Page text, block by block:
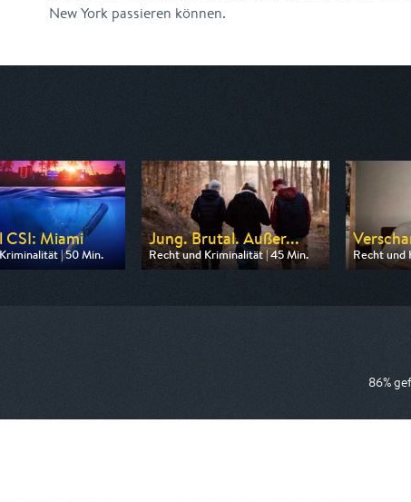
New York passieren können.
CSI: Miami
| 50 Min.
von Nitro
Jung. Brutal. Außer...
Recht und Kriminalität | 45 Min.
Ausgestrahlt von HR
Recht und
86%